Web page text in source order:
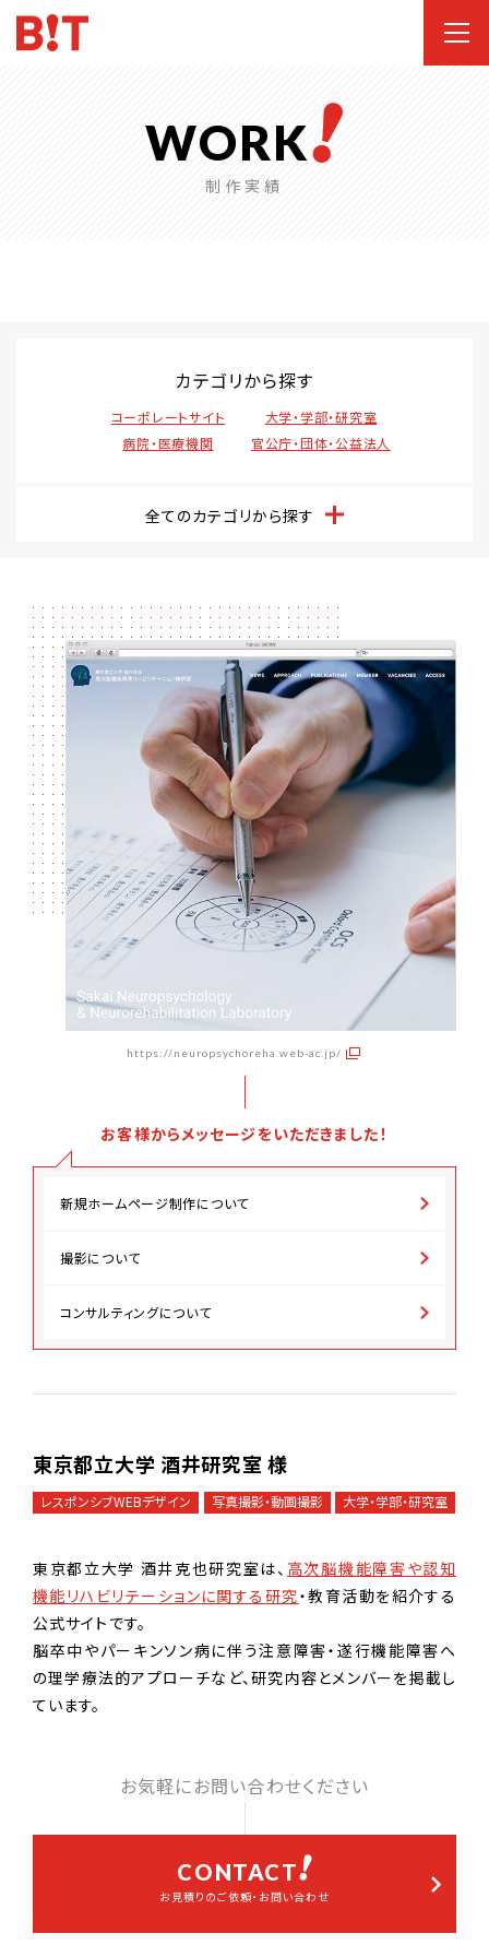
WORK
制作実績
カテゴリから探す
コーポレートサイト
大学・学部・研究室
病院・医療機関
官公庁・団体・公益法人
全てのカテゴリから探す
https://neuropsychoreha.web-ac.jp/
お客様からメッセージをいただきました！
新規ホームページ制作について
撮影について
コンサルティングについて
東京都立大学 酒井研究室 様
レスポンシブWEBデザイン 写真撮影・動画撮影 大学・学部・研究室
東京都立大学 酒井克也研究室は、 高次脳機能障害や認知
機能リハビリテーションに関する研究・教育活動を紹介する
公式サイトです。
脳卒中やパーキンソン病に伴う注意障害・遂行機能障害へ
の理学療法的アプローチなど、研究内容とメンバーを掲載し
ています。
お気軽にお問い合わせください
CONTACT
お見積りのご依頼・お問い合わせ